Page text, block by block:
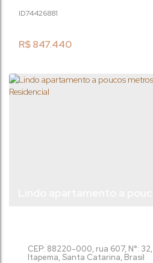
R$847.440
81
744268
moderno e pensado para
Empreendimento: Projeto contemporâneo
CEP: 88220-000, rua 607, N°: 32,
Itapema, Santa Catarina, Brasil